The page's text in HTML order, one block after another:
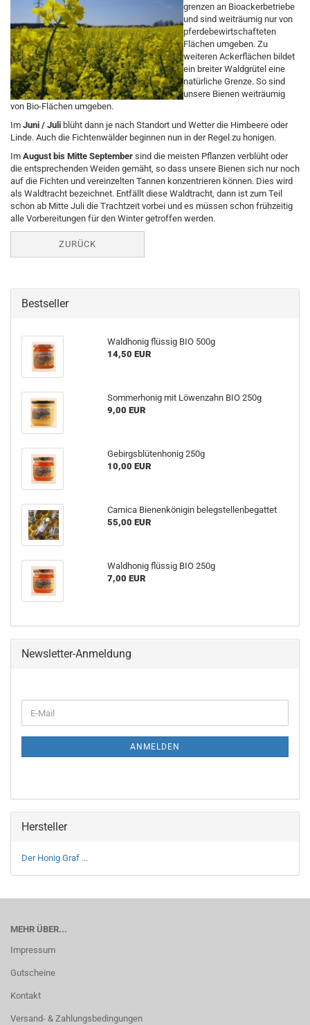
grenzen an Bioackerbetriebe
und sind weiträumig nur von
pferdebewirtschafteten
Flächen umgeben. Zu
weiteren Ackerflächen bildet
ein breiter Waldgrütel eine
natürliche Grenze. So sind
unsere Bienen weiträumig
von Bio-Flächen umgeben.
Im Juni / Juli blüht dann je nach Standort und Wetter die Himbeere oder
Linde. Auch die Fichtenwälder beginnen nun in der Regel zu honigen.
Im August bis Mitte September sind die meisten Pflanzen verblüht oder
die entsprechenden Weiden gemäht, so dass unsere Bienen sich nur noch
auf die Fichten und vereinzelten Tannen konzentrieren können. Dies wird
als Waldtracht bezeichnet. Entfällt diese Waldtracht, dann ist zum Teil
schon ab Mitte Juli die Trachtzeit vorbei und es müssen schon frühzeitig
alle Vorbereitungen für den Winter getroffen werden.
ZURÜCK
Bestseller
Waldhonig flüssig BIO 500g
14,50 EUR
Sommerhonig mit Löwenzahn BIO 250g
9,00 EUR
Gebirgsblütenhonig 250g
10,00 EUR
Carnica Bienenkönigin belegstellenbegattet
55,00 EUR
Waldhonig flüssig BIO 250g
7,00 EUR
Newsletter-Anmeldung
ZUR
E-
Mail
ANMELDEN
Hersteller
Der Honig Graf ...
MEHR ÜBER...
Impressum
Gutscheine
Kontakt
Versand- & Zahlungsbedingungen